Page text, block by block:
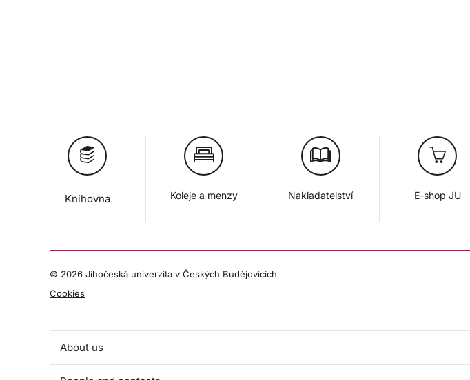
Knihovna Koleje a menzy Nakladatelství E-shop JU
© 2026 Jihočeská univerzita v Českých Budějovicích
Cookies
About us